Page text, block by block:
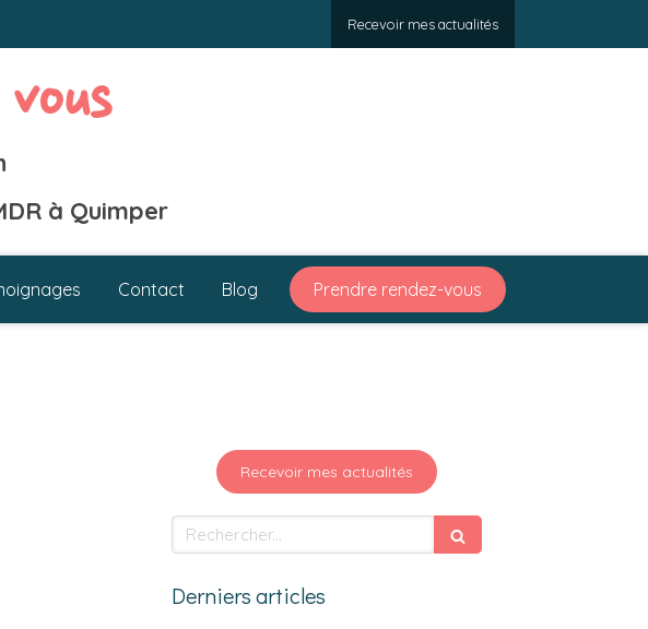
Recevoir mes actualités
vous
à Quimper
Contact Blog Prendre rendez-vous
Recevoir mes actualités
Rechercher
Derniers articles